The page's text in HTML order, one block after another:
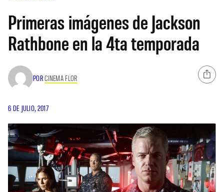
Primeras imágenes de Jackson
Rathbone en la 4ta temporada
PORCINEMA FLOR
6 DE JULIO, 2017